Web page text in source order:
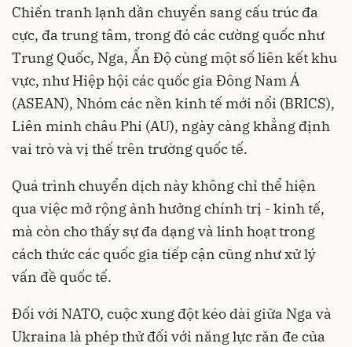
Chiến tranh lạnh dần chuyển sang cấu trúc đa
cực, đa trung tâm, trong đó các cường quốc như
Trung Quốc, Nga, Ấn Độ cùng một số liên kết khu
vực, như Hiệp hội các quốc gia Đông Nam Á
(ASEAN), Nhóm các nền kinh tế mới nổi (BRICS),
Liên minh châu Phi (AU), ngày càng khẳng định
vai trò và vị thế trên trường quốc tế.
Quá trình chuyển dịch này không chỉ thể hiện
qua việc mở rộng ảnh hưởng chính trị - kinh tế,
mà còn cho thấy sự đa dạng và linh hoạt trong
cách thức các quốc gia tiếp cận cũng như xử lý
vấn đề quốc tế.
Đối với NATO, cuộc xung đột kéo dài giữa Nga và
Ukraina là phép thử đối với năng lực răn đe của